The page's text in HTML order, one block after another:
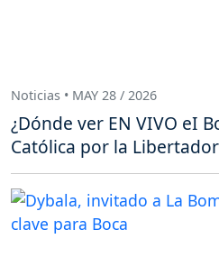
Noticias • MAY 28 / 2026
¿Dónde ver EN VIVO eI
Católica por la